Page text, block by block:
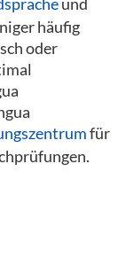
häufig
oder
für